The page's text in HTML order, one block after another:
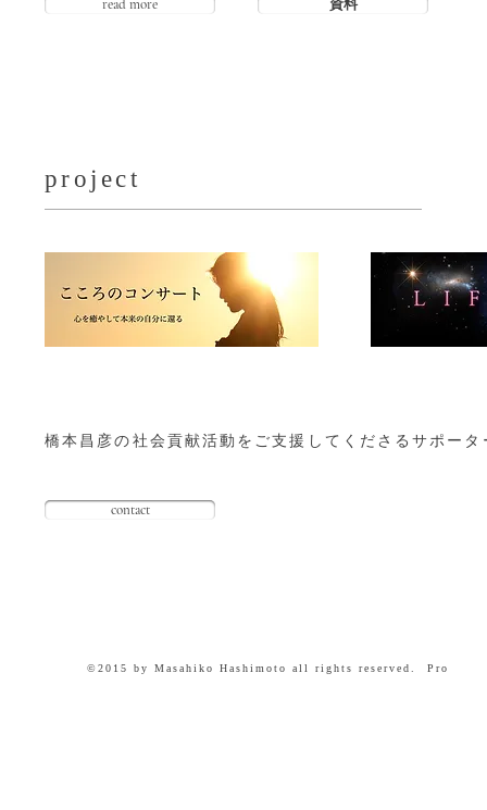
read more 資料
​project
橋本昌彦の社会貢献活動を ご支援してくださるサポー
contact
©2015 by Masahiko Hashimoto all rights reserved.​ Pro